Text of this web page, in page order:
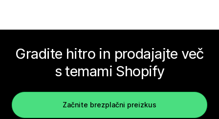
Gradite hitro in prodajajte več
s temami Shopify
Začnite brezplačni preizkus